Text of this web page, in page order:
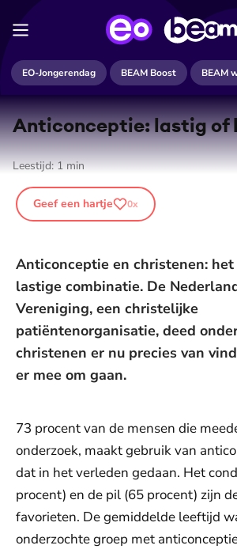
EO-Jongerendag BEAM Boost BEAM
An­ti­con­cep­tie: lastig of
Leestijd:1min
Geef een hartje 0x
Anticonceptie en christenen:
lastige combinatie. De
Vereniging, een christelijke
patiëntenorganisatie, deed
christenen er nu precies van
er mee om gaan.
73 procent van de mensen die
onderzoek, maakt gebruik van
dat in het verleden gedaan. Het
procent) en de pil (65 procent) zijn
favorieten. De gemiddelde leeftijd
onderzochte groep met